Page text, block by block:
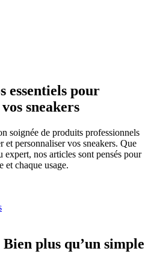
essentiels pour
sneakers
soignée de produits professionnels
et personnaliser vos sneakers. Que
expert, nos articles sont pensés pour
et chaque usage.
plus qu’un simple